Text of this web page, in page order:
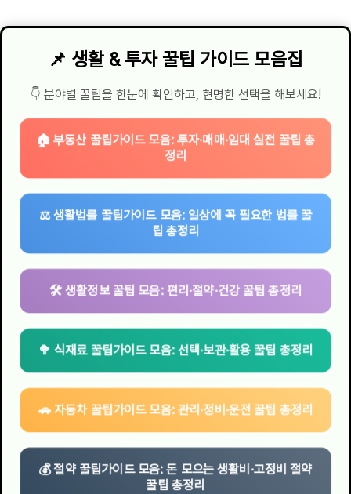
📌 생활 & 투자 꿀팁 가이드 모음집
👇 분야별 꿀팁을 한눈에 확인하고, 현명한 선택을 해보세요!
🏠 부동산 꿀팁가이드 모음: 투자·매매·임대 실전 꿀팁 총
정리
⚖️ 생활법률 꿀팁가이드 모음: 일상에 꼭 필요한 법률 꿀
팁 총정리
🛠 생활정보 꿀팁 모음: 편리·절약·건강 꿀팁 총정리
🥦 식재료 꿀팁가이드 모음: 선택·보관·활용 꿀팁 총정리
🚗 자동차 꿀팁가이드 모음: 관리·정비·운전 꿀팁 총정리
💰 절약 꿀팁가이드 모음: 돈 모으는 생활비·고정비 절약
꿀팁 총정리